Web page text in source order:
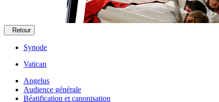
Retour
Synode
Vatican
Angelus
Audience générale
Béatification et canonisation